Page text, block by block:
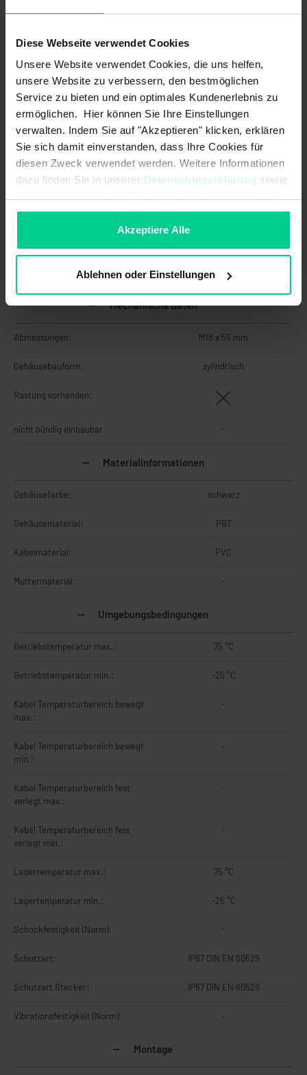
Diese Webseite verwendet Cookies
Unsere Website verwendet Cookies, die uns helfen,
unsere Website zu verbessern, den bestmöglichen
Service zu bieten und ein optimales Kundenerlebnis zu
ermöglichen. Hier können Sie Ihre Einstellungen
verwalten. Indem Sie auf "Akzeptieren" klicken, erklären
Sie sich damit einverstanden, dass Ihre Cookies für
diesen Zweck verwendet werden. Weitere Informationen
dazu finden Sie in unserer Datenschutzerklärung sowie
sein, können Sie die Verwendung von Cookies hier
Akzeptiere Alle
Ablehnen oder Einstellungen
gesicherter Ausschaltabstand (Sar): 32 mm
gesicherter Schaltabstand (Sao): 10 mm
Sicherheitstechnische Kennwerte
Bauart nach EN ISO 14119: 4
Codierung nach EN ISO 14119: gering
Struktur nach EN ISO 13849-1: Zweikanalig
Mechanische Daten
Abmessungen: M18 x 55 mm
Gehäusebauform: zylindrisch
Rastung vorhanden:
nicht bündig einbaubar: -
Materialinformationen
Gehäusefarbe: schwarz
Gehäusematerial: PBT
Kabelmaterial: PVC
Muttermaterial: -
Umgebungsbedingungen
Betriebstemperatur max.: 75 °C
Betriebstemperatur min.: -25 °C
Kabel Temperaturbereich bewegt
max.:
-
Kabel Temperaturbereich bewegt
min.:
-
Kabel Temperaturbereich fest
verlegt max.:
-
Kabel Temperaturbereich fest
verlegt min.:
-
Lagertemperatur max.: 75 °C
Lagertemperatur min.: -25 °C
Schockfestigkeit (Norm): -
Schutzart: IP67 DIN EN 60529
Schutzart Stecker: IP67 DIN EN 60529
Vibrationsfestigkeit (Norm): -
Montage